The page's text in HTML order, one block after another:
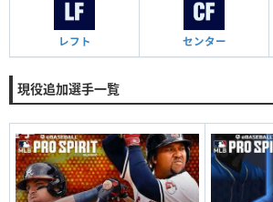
レフト センター
現役追加選手一覧